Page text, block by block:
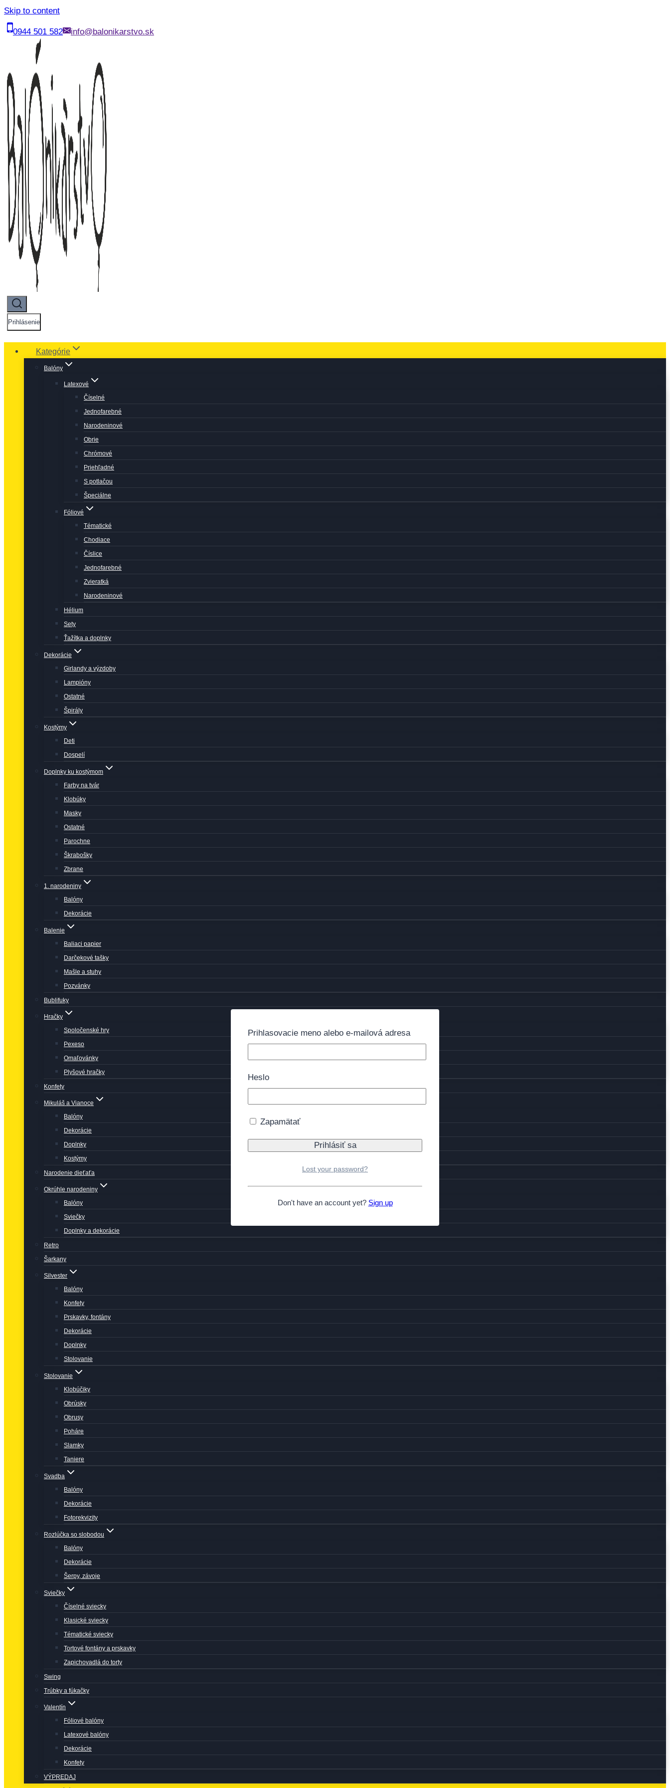
Skip to content
0944 501 582 info@balonikarstvo.sk
Prihlásenie
Kategórie
Balóny
Latexové
Číselné
Jednofarebné
Narodeninové
Obrie
Chrómové
Priehľadné
S potlačou
Špeciálne
Fóliové
Tématické
Chodiace
Číslice
Jednofarebné
Zvieratká
Narodeninové
Hélium
Sety
Ťažítka a doplnky
Dekorácie
Girlandy a výzdoby
Lampióny
Ostatné
Špirály
Kostýmy
Deti
Dospelí
Doplnky ku kostýmom
Farby na tvár
Klobúky
Masky
Ostatné
Parochne
Škrabošky
Zbrane
1. narodeniny
Balóny
Dekorácie
Balenie
Baliaci papier
Darčekové tašky
Mašle a stuhy
Pozvánky
Bublifuky
Hračky
Spoločenské hry
Pexeso
Omaľovánky
Plyšové hračky
Konfety
Mikuláš a Vianoce
Balóny
Dekorácie
Doplnky
Kostýmy
Narodenie dieťaťa
Okrúhle narodeniny
Balóny
Sviečky
Doplnky a dekorácie
Retro
Šarkany
Silvester
Balóny
Konfety
Prskavky, fontány
Dekorácie
Doplnky
Stolovanie
Stolovanie
Klobúčiky
Obrúsky
Obrusy
Poháre
Slamky
Taniere
Svadba
Balóny
Dekorácie
Fotorekvizity
Rozlúčka so slobodou
Balóny
Dekorácie
Šerpy, závoje
Sviečky
Číselné sviecky
Klasické sviecky
Tématické sviecky
Tortové fontány a prskavky
Zapichovadlá do torty
Swing
Trúbky a fúkačky
Valentín
Fóliové balóny
Latexové balóny
Dekorácie
Konfety
VÝPREDAJ
Prihlasovacie meno alebo e-mailová adresa
Heslo
Zapamätať
Lost your password?
Don't have an account yet? Sign up